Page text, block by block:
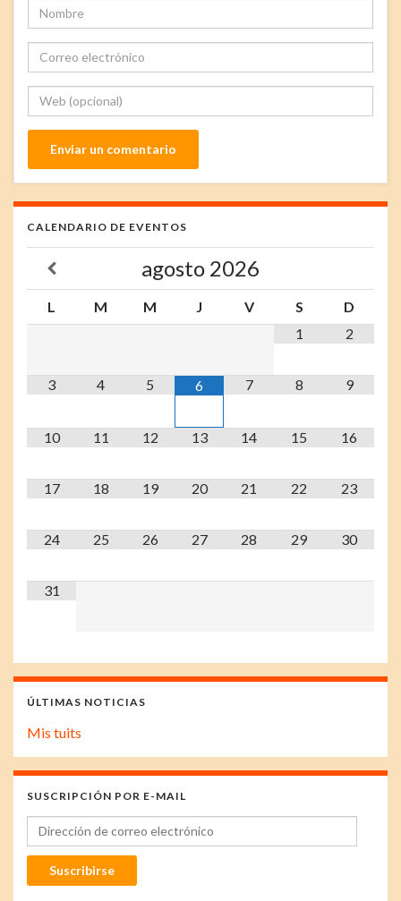
CALENDARIO DE EVENTOS
agosto 2026
L M M J V S
D
1
2
3 4 5 6 7 8 9
10 11 12 13 14 15 16
17 18 19 20 21 22 23
24 25 26 27 28 29 30
31
ÚLTIMAS NOTICIAS
Mis tuits
SUSCRIPCIÓN POR E-MAIL
Dirección de correo electrónico
Suscribirse